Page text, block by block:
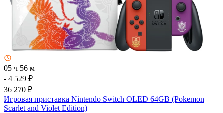
05 ч 56 м
- 4 529 ₽
36 270 ₽
Игровая приставка Nintendo Switch OLED 64GB (Pokemon
Scarlet and Violet Edition)